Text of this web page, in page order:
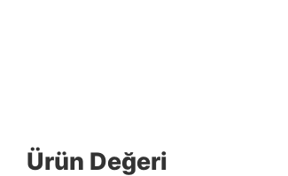
Ürün Değeri